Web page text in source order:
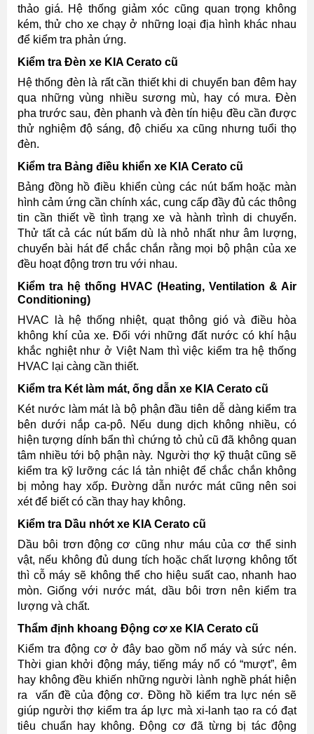
thảo giá. Hệ thống giảm xóc cũng quan trọng không
kém, thử cho xe chạy ở những loại địa hình khác nhau
để kiểm tra phản ứng.
Kiểm tra Đèn xe KIA Cerato cũ
Hệ thống đèn là rất cần thiết khi di chuyển ban đêm hay
qua những vùng nhiều sương mù, hay có mưa. Đèn
pha trước sau, đèn phanh và đèn tín hiệu đều cần được
thử nghiệm độ sáng, độ chiếu xa cũng nhưng tuổi thọ
đèn.
Kiểm tra Bảng điều khiển xe KIA Cerato cũ
Bảng đồng hồ điều khiển cùng các nút bấm hoặc màn
hình cảm ứng cần chính xác, cung cấp đầy đủ các thông
tin cần thiết về tình trạng xe và hành trình di chuyển.
Thử tất cả các nút bấm dù là nhỏ nhất như âm lượng,
chuyển bài hát để chắc chắn rằng mọi bộ phận của xe
đều hoạt động trơn tru với nhau.
Kiểm tra hệ thống HVAC (Heating, Ventilation & Air
Conditioning)
HVAC là hệ thống nhiệt, quạt thông gió và điều hòa
không khí của xe. Đối với những đất nước có khí hậu
khắc nghiệt như ở Việt Nam thì việc kiểm tra hệ thống
HVAC lại càng cần thiết.
Kiểm tra Két làm mát, ống dẫn xe KIA Cerato cũ
Két nước làm mát là bộ phận đầu tiên dễ dàng kiểm tra
bên dưới nắp ca-pô. Nếu dung dịch không nhiều, có
hiện tượng dính bẩn thì chứng tỏ chủ cũ đã không quan
tâm nhiều tới bộ phận này. Người thợ kỹ thuật cũng sẽ
kiểm tra kỹ lưỡng các lá tản nhiệt để chắc chắn không
bị mỏng hay xốp. Đường dẫn nước mát cũng nên soi
xét để biết có cần thay hay không.
Kiểm tra Dầu nhớt xe KIA Cerato cũ
Dầu bôi trơn động cơ cũng như máu của cơ thể sinh
vật, nếu không đủ dung tích hoặc chất lượng không tốt
thì cỗ máy sẽ không thể cho hiệu suất cao, nhanh hao
mòn. Giống với nước mát, dầu bôi trơn nên kiểm tra
lượng và chất.
Thẩm định khoang Động cơ xe KIA Cerato cũ
Kiểm tra động cơ ở đây bao gồm nổ máy và sức nén.
Thời gian khởi động máy, tiếng máy nổ có “mượt”, êm
hay không đều khiến những người lành nghề phát hiện
ra vấn đề của động cơ. Đồng hồ kiểm tra lực nén sẽ
giúp người thợ kiểm tra áp lực mà xi-lanh tạo ra có đạt
tiêu chuẩn hay không. Động cơ đã từng bị tác động